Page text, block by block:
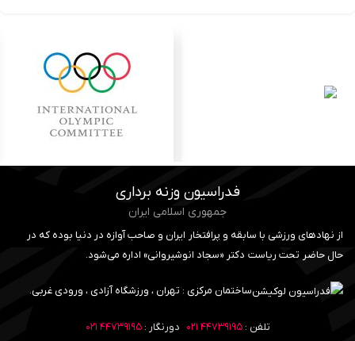
فدراسیون وزنه برداری
جمهوری اسلامی ایران
از نهادهای ورزشی با سابقه و پرافتخار ایران و صاحب آوازه در دنیا بوده که در
حال حاضر تحت ریاست دکتر «سجاد انوشیروانی» اداره می‌شود.
ساختمان مرکزی : تهران ، ورزشگاه آزادی ، ورودی غربی.
تلفن :۴۴۷۳۹۱۹۵ ۰۲۱ دورنگار :۴۴۷۳۹۱۹۵ ۰۲۱